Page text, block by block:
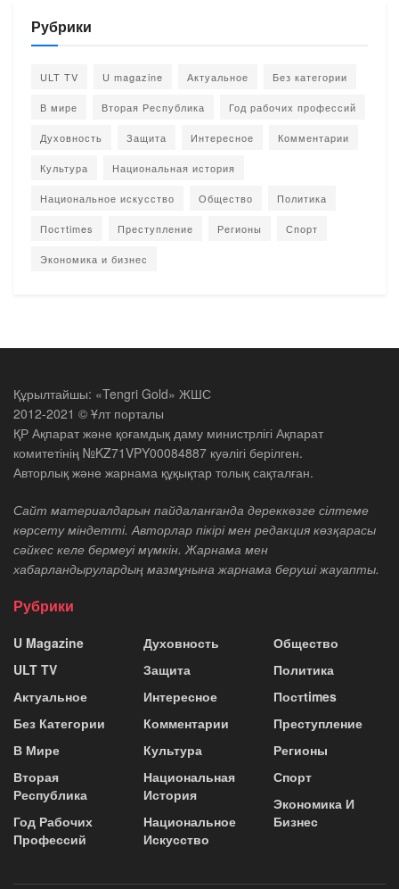
Рубрики
ULT TV U magazine Актуальное Без категории
В мире Вторая Республика Год рабочих профессий
Духовность Защита Интересное Комментарии
Культура Национальная история
Национальное искусство Общество Политика
Постtimes Преступление Регионы Спорт
Экономика и бизнес
Құрылтайшы: «Tengri Gold» ЖШС
2012-2021 © Ұлт порталы
ҚР Ақпарат және қоғамдық даму министрлігі Ақпарат
комитетінің №KZ71VPY00084887 куәлігі берілген.
Авторлық және жарнама құқықтар толық сақталған.
Сайт материалдарын пайдаланғанда дереккөзге сілтеме
көрсету міндетті. Авторлар пікірі мен редакция көзқарасы
сәйкес келе бермеуі мүмкін. Жарнама мен
хабарландырулардың мазмұнына жарнама беруші жауапты.
Рубрики
U Magazine
ULT TV
Актуальное
Без Категории
В Мире
Вторая
Республика
Год Рабочих
Профессий
Духовность
Защита
Интересное
Комментарии
Культура
Национальная
История
Национальное
Искусство
Общество
Политика
Постtimes
Преступление
Регионы
Спорт
Экономика И
Бизнес